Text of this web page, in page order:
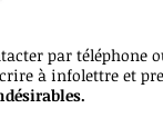
par téléphone
à infolettre et